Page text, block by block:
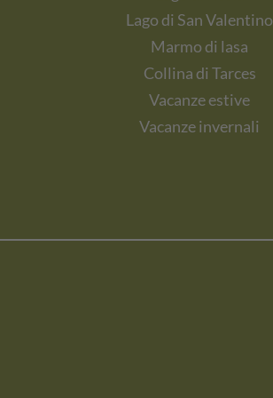
Lago di San Valentino
Marmo di lasa
Collina di Tarces
Vacanze estive
Vacanze invernali